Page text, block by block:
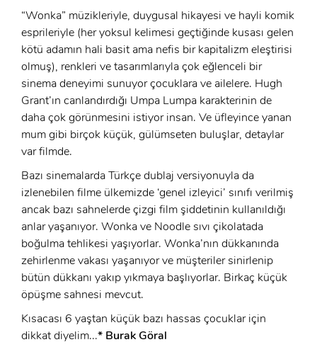
“Wonka” müzikleriyle, duygusal hikayesi ve hayli komik
esprileriyle (her yoksul kelimesi geçtiğinde kusası gelen
kötü adamın hali basit ama nefis bir kapitalizm eleştirisi
olmuş), renkleri ve tasarımlarıyla çok eğlenceli bir
sinema deneyimi sunuyor çocuklara ve ailelere. Hugh
Grant’ın canlandırdığı Umpa Lumpa karakterinin de
daha çok görünmesini istiyor insan. Ve üfleyince yanan
mum gibi birçok küçük, gülümseten buluşlar, detaylar
var filmde.
Bazı sinemalarda Türkçe dublaj versiyonuyla da
izlenebilen filme ülkemizde ‘genel izleyici’ sınıfı verilmiş
ancak bazı sahnelerde çizgi film şiddetinin kullanıldığı
anlar yaşanıyor. Wonka ve Noodle sıvı çikolatada
boğulma tehlikesi yaşıyorlar. Wonka’nın dükkanında
zehirlenme vakası yaşanıyor ve müşteriler sinirlenip
bütün dükkanı yakıp yıkmaya başlıyorlar. Birkaç küçük
öpüşme sahnesi mevcut.
Kısacası 6 yaştan küçük bazı hassas çocuklar için
dikkat diyelim...* Burak Göral